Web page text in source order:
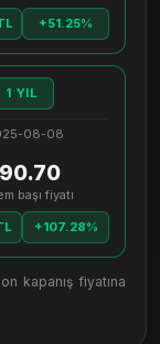
+51.25%
1 YIL
08-08
başı fiyatı
+107.28%
kapanış fiyatına